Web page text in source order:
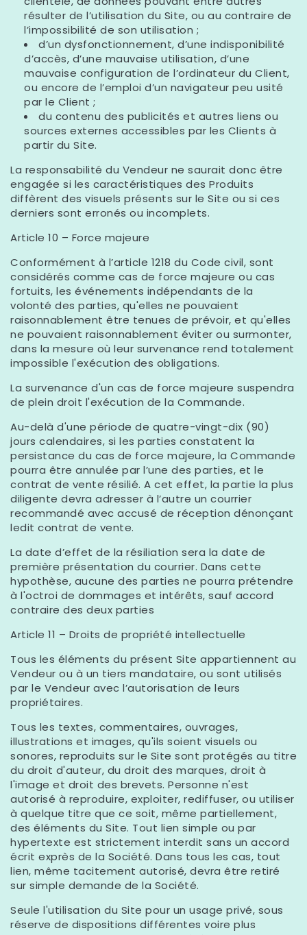
résulter de l’utilisation du Site, ou au contraire de
l’impossibilité de son utilisation ;
d’un dysfonctionnement, d’une indisponibilité
d’accès, d’une mauvaise utilisation, d’une
mauvaise configuration de l’ordinateur du Client,
ou encore de l’emploi d’un navigateur peu usité
par le Client ;
du contenu des publicités et autres liens ou
sources externes accessibles par les Clients à
partir du Site.
La responsabilité du Vendeur ne saurait donc être
engagée si les caractéristiques des Produits
diffèrent des visuels présents sur le Site ou si ces
derniers sont erronés ou incomplets.
Article 10 – Force majeure
Conformément à l’article 1218 du Code civil, sont
considérés comme cas de force majeure ou cas
fortuits, les événements indépendants de la
volonté des parties, qu'elles ne pouvaient
raisonnablement être tenues de prévoir, et qu'elles
ne pouvaient raisonnablement éviter ou surmonter,
dans la mesure où leur survenance rend totalement
impossible l'exécution des obligations.
La survenance d'un cas de force majeure suspendra
de plein droit l'exécution de la Commande.
Au-delà d'une période de quatre-vingt-dix (90)
jours calendaires, si les parties constatent la
persistance du cas de force majeure, la Commande
pourra être annulée par l’une des parties, et le
contrat de vente résilié. A cet effet, la partie la plus
diligente devra adresser à l’autre un courrier
recommandé avec accusé de réception dénonçant
ledit contrat de vente.
La date d’effet de la résiliation sera la date de
première présentation du courrier. Dans cette
hypothèse, aucune des parties ne pourra prétendre
à l'octroi de dommages et intérêts, sauf accord
contraire des deux parties
Article 11 – Droits de propriété intellectuelle
Tous les éléments du présent Site appartiennent au
Vendeur ou à un tiers mandataire, ou sont utilisés
par le Vendeur avec l’autorisation de leurs
propriétaires.
Tous les textes, commentaires, ouvrages,
illustrations et images, qu'ils soient visuels ou
sonores, reproduits sur le Site sont protégés au titre
du droit d'auteur, du droit des marques, droit à
l'image et droit des brevets. Personne n'est
autorisé à reproduire, exploiter, rediffuser, ou utiliser
à quelque titre que ce soit, même partiellement,
des éléments du Site. Tout lien simple ou par
hypertexte est strictement interdit sans un accord
écrit exprès de la Société. Dans tous les cas, tout
lien, même tacitement autorisé, devra être retiré
sur simple demande de la Société.
Seule l'utilisation du Site pour un usage privé, sous
réserve de dispositions différentes voire plus